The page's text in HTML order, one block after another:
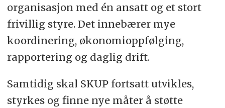
organisasjon med én ansatt og et stort
frivillig styre. Det innebærer mye
koordinering, økonomioppfølging,
rapportering og daglig drift.
Samtidig skal SKUP fortsatt utvikles,
styrkes og finne nye måter å støtte